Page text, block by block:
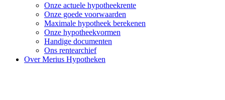
Onze actuele hypotheekrente
Onze goede voorwaarden
Maximale hypotheek berekenen
Onze hypotheekvormen
Handige documenten
Ons rentearchief
Over Merius Hypotheken